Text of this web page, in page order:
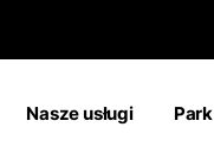
Nasze usługi